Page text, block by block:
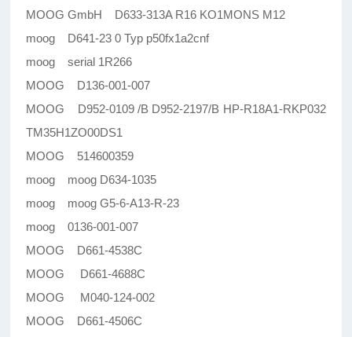
MOOG GmbH D633-313A R16 KO1MONS M12
moog D641-23 0 Typ p50fx1a2cnf
moog serial 1R266
MOOG D136-001-007
MOOG D952-0109 /B D952-2197/B HP-R18A1-RKP032
TM35H1ZO00DS1
MOOG 514600359
moog moog D634-1035
moog moog G5-6-A13-R-23
moog 0136-001-007
MOOG D661-4538C
MOOG D661-4688C
MOOG M040-124-002
MOOG D661-4506C